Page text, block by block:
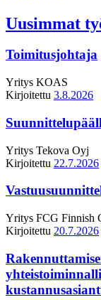
Uusimmat
Toimitusjohtaja
Yritys KOAS
Kirjoitettu 3.8.2026
Yritys Tekova Oyj
Kirjoitettu 22.7.2026
Yritys FCG Finnish
Kirjoitettu 20.7.2026